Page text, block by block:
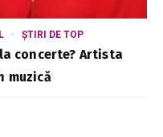
ȘTIRI DE TOP
concerte? Artista
muzică